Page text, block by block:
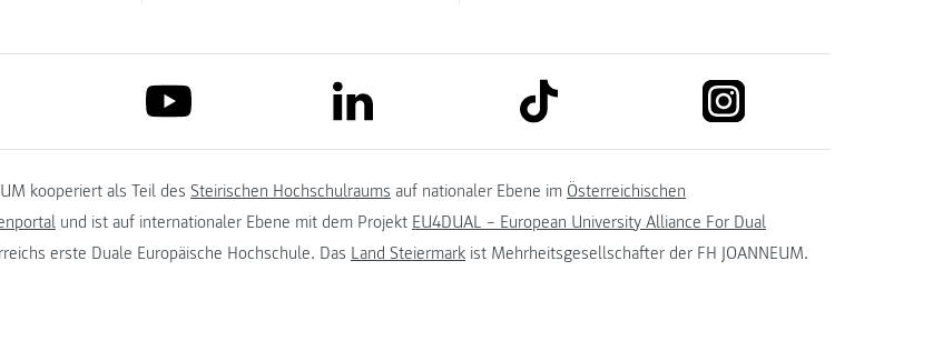
to facebook link to youtube link to linkedin link to tiktok
kooperiert als Teil des Steirischen Hochschulraums auf nationaler Ebene im Österreichischen
und ist auf internationaler Ebene mit dem Projekt EU4DUAL – European University Alliance For Dual
erste Duale Europäische Hochschule. Das Land Steiermark ist Mehrheitsgesellschafter der FH JOANNEUM.